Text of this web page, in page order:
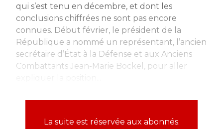
qui s’est tenu en décembre, et dont les
conclusions chiffrées ne sont pas encore
connues. Début février, le président de la
République a nommé un représentant, l’ancien
secrétaire d’État à la Défense et aux Anciens
Combattants Jean-Marie Bockel, pour aller
La suite est réservée aux abonnés.